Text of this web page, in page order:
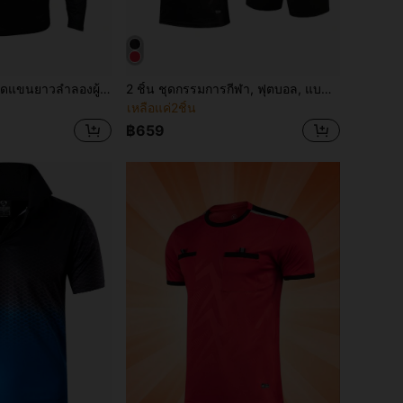
DONUTFOX เสื้อยืดแขนยาวลำลองผู้ชายสไตล์ปารีส พิมพ์ตัวอักษรแฟชั่น เสื้อยืดแขนยาวกีฬาผู้ชาย เหมาะสำหรับกีฬาฤดูใบไม้ผลิและฤดูร้อน ใส่ลำลองและชุดประจำวัน
2 ชิ้น ชุดกรรมการกีฬา, ฟุตบอล, แบดมินตัน, เทเบิลเทนนิส ฯลฯ เสื้อยืดแขนสั้นระบายอากาศพร้อมกระเป๋า + กางเกงขาสั้นกีฬาแห้งเร็ว, เหมาะสำหรับการแข่งขันฝึกซ้อม, มีกระเป๋าและเอวยางยืด สีดำ
เหลือแค่2ชิ้น
฿659